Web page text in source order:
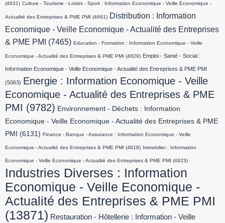
(4631) Culture - Tourisme - Loisirs - Sport : Information Economique - Veille Economique -
Actualité des Entreprises & PME PMI (4661) Distribution : Information
Economique - Veille Economique - Actualité des Entreprises
& PME PMI
(7465) Education - Formation : Information Economique - Veille
Economique - Actualité des Entreprises & PME PMI (4829) Emploi - Santé - Social :
Information Economique - Veille Economique - Actualité des Entreprises & PME PMI
(5063) Energie : Information Economique - Veille
Economique - Actualité des Entreprises & PME
PMI (9782) Environnement - Déchets : Information
Economique - Veille Economique - Actualité des Entreprises & PME
PMI
(6131) Finance - Banque - Assurance : Information Economique - Veille
Economique - Actualité des Entreprises & PME PMI (4818) Immobilier : Information
Economique - Veille Economique - Actualité des Entreprises & PME PMI (4823)
Industries Diverses : Information
Economique - Veille Economique -
Actualité des Entreprises & PME PMI
(13871) Restauration - Hôtellerie : Information - Veille